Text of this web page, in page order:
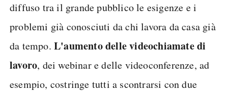
diffuso tra il grande pubblico le esigenze e i
problemi già conosciuti da chi lavora da casa già
da tempo. L'aumento delle videochiamate di
lavoro, dei webinar e delle videoconferenze, ad
esempio, costringe tutti a scontrarsi con due